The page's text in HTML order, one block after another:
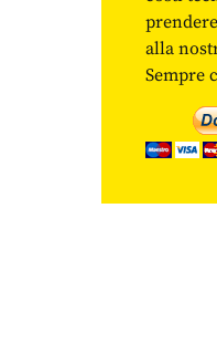
alla
Sempre